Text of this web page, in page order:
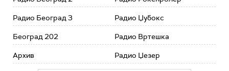
Радио Београд 3
Београд 202
Архив
Радио Џубокс
Радио Вртешка
Радио Џезер